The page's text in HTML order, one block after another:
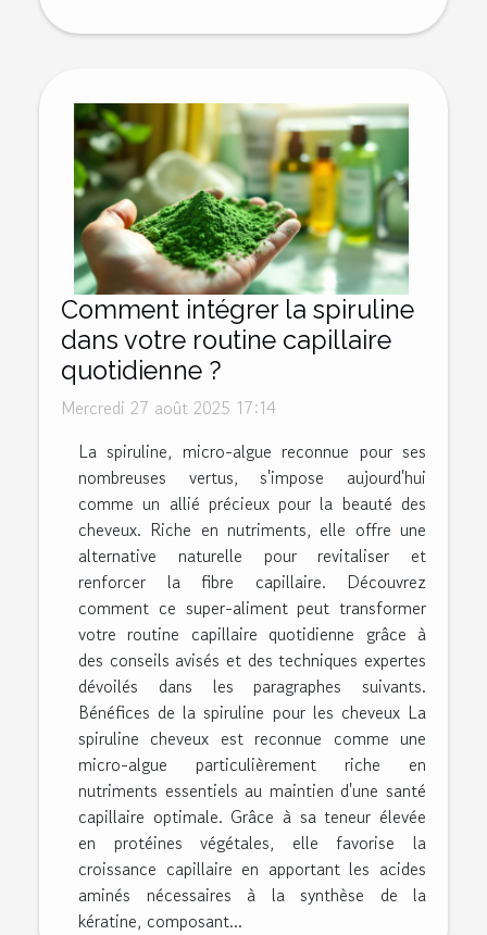
Comment intégrer la spiruline
dans votre routine capillaire
quotidienne ?
Mercredi 27 août 2025 17:14
La spiruline, micro-algue reconnue pour ses
nombreuses vertus, s'impose aujourd'hui
comme un allié précieux pour la beauté des
cheveux. Riche en nutriments, elle offre une
alternative naturelle pour revitaliser et
renforcer la fibre capillaire. Découvrez
comment ce super-aliment peut transformer
votre routine capillaire quotidienne grâce à
des conseils avisés et des techniques expertes
dévoilés dans les paragraphes suivants.
Bénéfices de la spiruline pour les cheveux La
spiruline cheveux est reconnue comme une
micro-algue particulièrement riche en
nutriments essentiels au maintien d'une santé
capillaire optimale. Grâce à sa teneur élevée
en protéines végétales, elle favorise la
croissance capillaire en apportant les acides
aminés nécessaires à la synthèse de la
kératine, composant...